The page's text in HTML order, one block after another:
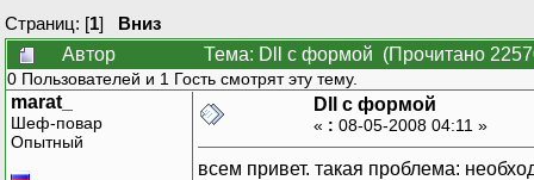
Страниц: [1] Вниз
Автор
Тема: Dll с формой (Прочитано
0 Пользователей и 1 Гость смотрят эту тему.
marat_
Шеф-повар
Опытный
Dll с формой
« : 08-05-2008 04:11 »
всем привет. такая проблема: